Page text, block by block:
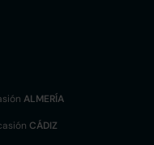
ALMERÍA
CÁDIZ